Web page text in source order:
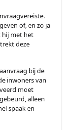
of, en zo ja
hij met het
deze
bij de
inwoners van
moet
alleen
spaak en